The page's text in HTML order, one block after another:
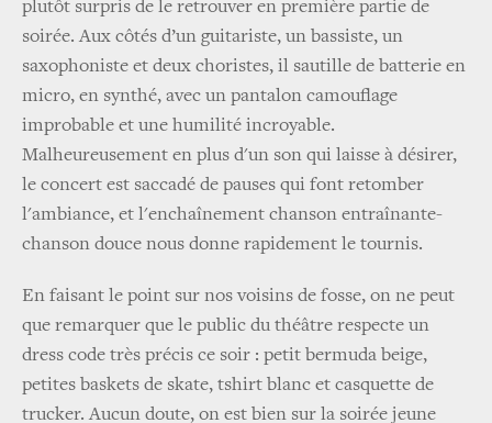
plutôt surpris de le retrouver en première partie de
soirée. Aux côtés d’un guitariste, un bassiste, un
saxophoniste et deux choristes, il sautille de batterie en
micro, en synthé, avec un pantalon camouflage
improbable et une humilité incroyable.
Malheureusement en plus d'un son qui laisse à désirer,
le concert est saccadé de pauses qui font retomber
l'ambiance, et l'enchaînement chanson entraînante-
chanson douce nous donne rapidement le tournis.
En faisant le point sur nos voisins de fosse, on ne peut
que remarquer que le public du théâtre respecte un
dress code très précis ce soir : petit bermuda beige,
petites baskets de skate, tshirt blanc et casquette de
trucker. Aucun doute, on est bien sur la soirée jeune